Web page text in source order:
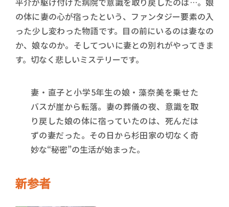
の体に妻の心が宿ったという、ファンタジー要素の入
った少し変わった物語です。目の前にいるのは妻なの
か、娘なのか。そしてついに妻との別れがやってきま
す。切なく悲しいミステリーです。
妻・直子と小学5年生の娘・藻奈美を乗せた
バスが崖から転落。妻の葬儀の夜、意識を取
り戻した娘の体に宿っていたのは、死んだは
ずの妻だった。その日から杉田家の切なく奇
妙な“秘密”の生活が始まった。
新参者